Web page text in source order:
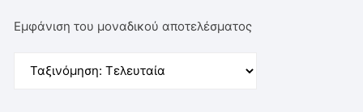
Εμφάνιση του μοναδικού αποτελέσματος